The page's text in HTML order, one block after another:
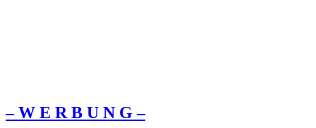
– W Ε R Β U Ν G –